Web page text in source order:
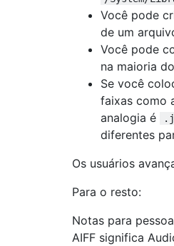
Você pode
de um
Você pode
na maioria
Se você
faixas como
analogia é
diferentes
Os usuários
Para o resto:
Notas para
AIFF significa